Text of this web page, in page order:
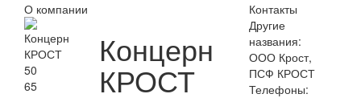
О компании
50
65
Концерн
КРОСТ
Контакты
Другие
названия:
ООО Крост,
ПСФ КРОСТ
Телефоны: